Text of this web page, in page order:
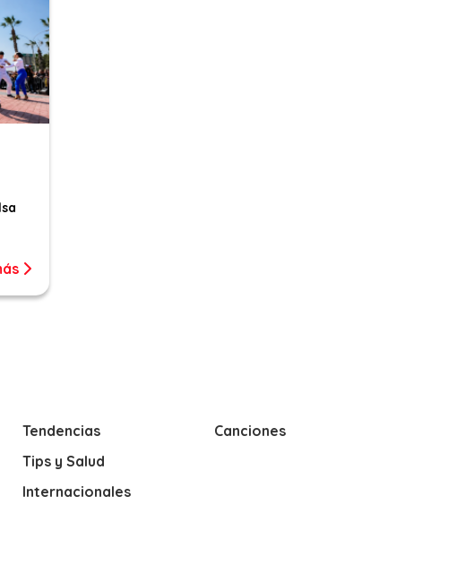
Tendencias
Tips y Salud
Internacionales
Canciones